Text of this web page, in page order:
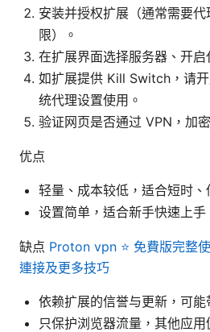
安装并授权扩展（通常需要
限）。
在扩展界面选择服务器、开启
如扩展提供 Kill Switch，请
统代理设置使用。
验证网页是否通过 VPN，加
优点
轻量、成本较低，适合短时、
设置简单，适合新手快速上手
缺点 Proton vpn ⭐ 免費版完整
連接及更多技巧
依赖扩展的信誉与更新，可能
只保护浏览器流量，其他应用